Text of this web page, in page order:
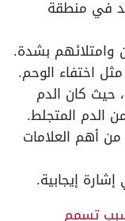
في منطقة
وامتلائهم بشدة.
اختفاء الوحم.
حيث كان الدم
الدم المتجلط.
من أهم العلامات
إيجابية.
تسمم